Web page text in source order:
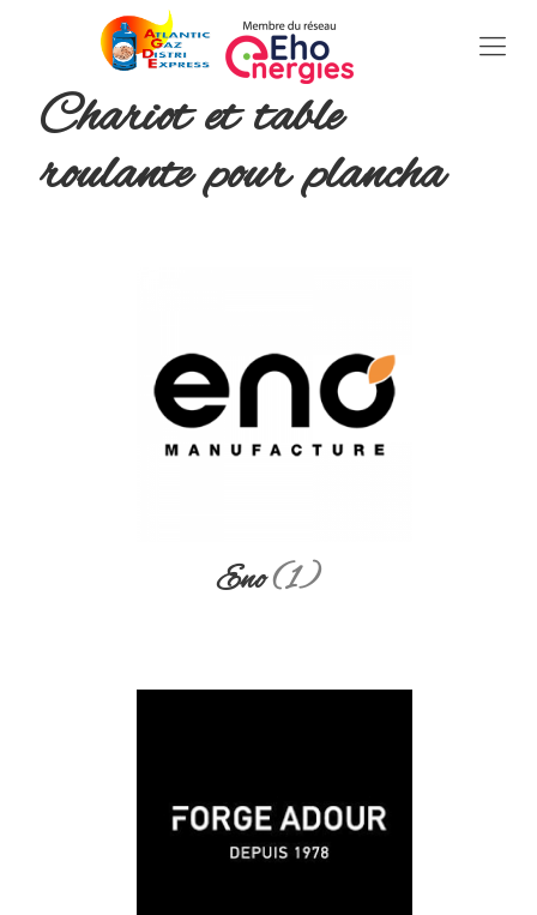
Chariot et table
roulante pour plancha
Eno(1)